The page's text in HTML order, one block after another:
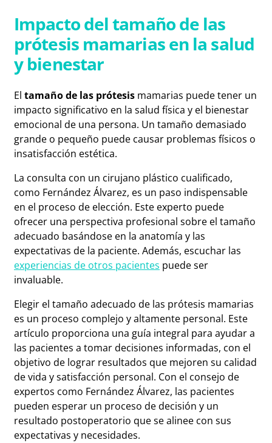
Impacto del tamaño de las
prótesis mamarias en la salud
y bienestar
El tamaño de las prótesis mamarias puede tener un
impacto significativo en la salud física y el bienestar
emocional de una persona. Un tamaño demasiado
grande o pequeño puede causar problemas físicos o
insatisfacción estética.
La consulta con un cirujano plástico cualificado,
como Fernández Álvarez, es un paso indispensable
en el proceso de elección. Este experto puede
ofrecer una perspectiva profesional sobre el tamaño
adecuado basándose en la anatomía y las
expectativas de la paciente. Además, escuchar las
experiencias de otros pacientes puede ser
invaluable.
Elegir el tamaño adecuado de las prótesis mamarias
es un proceso complejo y altamente personal. Este
artículo proporciona una guía integral para ayudar a
las pacientes a tomar decisiones informadas, con el
objetivo de lograr resultados que mejoren su calidad
de vida y satisfacción personal. Con el consejo de
expertos como Fernández Álvarez, las pacientes
pueden esperar un proceso de decisión y un
resultado postoperatorio que se alinee con sus
expectativas y necesidades.